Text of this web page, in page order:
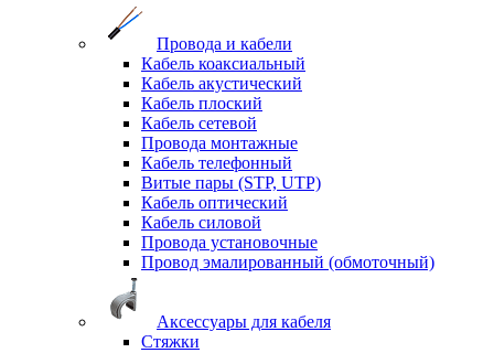
Провода и кабели
Кабель коаксиальный
Кабель акустический
Кабель плоский
Кабель сетевой
Провода монтажные
Кабель телефонный
Витые пары (STP, UTP)
Кабель оптический
Кабель силовой
Провода установочные
Провод эмалированный (обмоточный)
Аксессуары для кабеля
Стяжки